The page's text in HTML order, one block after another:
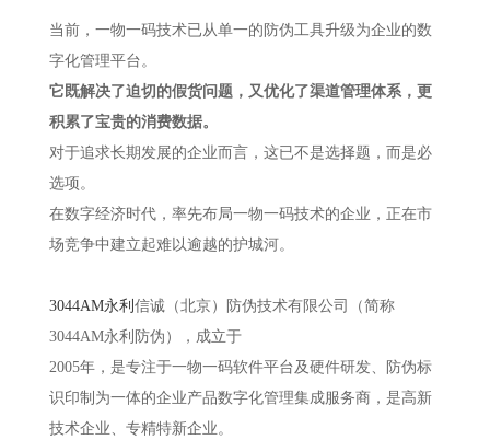
当前，一物一码技术已从单一的防伪工具升级为企业的数
字化管理平台。
它既解决了迫切的假货问题，又优化了渠道管理体系，更
积累了宝贵的消费数据。
对于追求长期发展的企业而言，这已不是选择题，而是必
选项。
在数字经济时代，率先布局一物一码技术的企业，正在市
场竞争中建立起难以逾越的护城河。
3044AM永利 信诚（北京）防伪技术有限公司（简称
3044AM永利防伪），成立于
2005年，是专注于一物一码软件平台及硬件研发、防伪标
识印制为一体的企业产品数字化管理集成服务商，是高新
技术企业、专精特新企业。